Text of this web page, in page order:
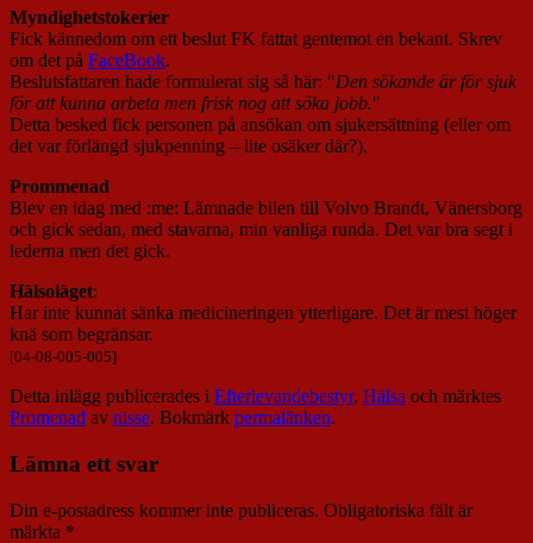
Myndighetstokerier
Fick kännedom om ett beslut FK fattat gentemot en bekant. Skrev
om det på FaceBook.
Beslutsfattaren hade formulerat sig så här: "Den sökande är för sjuk
för att kunna arbeta men frisk nog att söka jobb."
Detta besked fick personen på ansökan om sjukersättning (eller om
det var förlängd sjukpenning – lite osäker där?).
Prommenad
Blev en idag med :me: Lämnade bilen till Volvo Brandt, Vänersborg
och gick sedan, med stavarna, min vanliga runda. Det var bra segt i
lederna men det gick.
Hälsoläget:
Har inte kunnat sänka medicineringen ytterligare. Det är mest höger
knä som begränsar.
[04-08-005-005]
Detta inlägg publicerades i Efterlevandebestyr, Hälsa och märktes
Promenad av nisse. Bokmärk permalänken.
Lämna ett svar
Din e-postadress kommer inte publiceras. Obligatoriska fält är
märkta *